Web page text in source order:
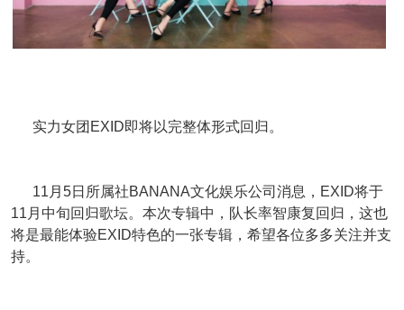
实力女团EXID即将以完整体形式回归。
11月5日所属社BANANA文化娱乐公司消息，EXID将于
11月中旬回归歌坛。本次专辑中，队长率智康复回归，这也
将是最能体验EXID特色的一张专辑，希望各位多多关注并支
持。